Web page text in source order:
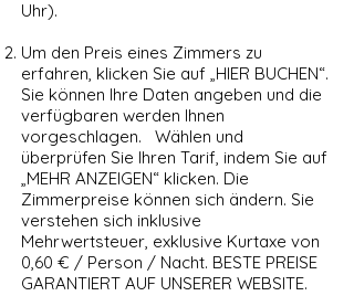
Uhr).
Um den Preis eines Zimmers zu
erfahren, klicken Sie auf „HIER BUCHEN“.
Sie können Ihre Daten angeben und die
verfügbaren werden Ihnen
vorgeschlagen. Wählen und
überprüfen Sie Ihren Tarif, indem Sie auf
„MEHR ANZEIGEN“ klicken. Die
Zimmerpreise können sich ändern. Sie
verstehen sich inklusive
Mehrwertsteuer, exklusive Kurtaxe von
0,60 € / Person / Nacht. BESTE PREISE
GARANTIERT AUF UNSERER WEBSITE.